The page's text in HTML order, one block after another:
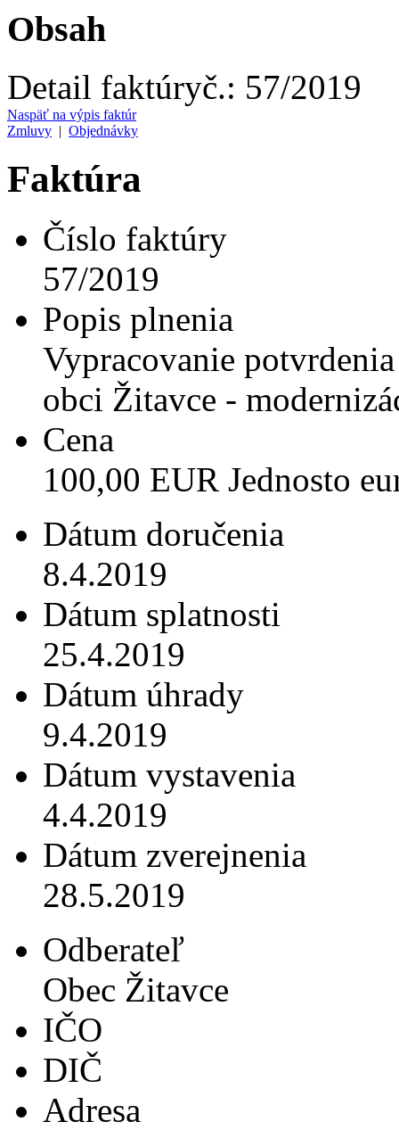
Obsah
Detail faktúryč.: 57/2019
Naspäť na výpis faktúr
Zmluvy | Objednávky
Faktúra
Číslo faktúry
57/2019
Popis plnenia
Vypracovanie
obci Žitavce -
Cena
100,00 EUR Jednosto
Dátum doručenia
8.4.2019
Dátum splatnosti
25.4.2019
Dátum úhrady
9.4.2019
Dátum vystavenia
4.4.2019
Dátum zverejnenia
28.5.2019
Odberateľ
Obec Žitavce
IČO
DIČ
Adresa